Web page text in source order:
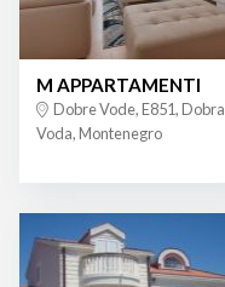
M APPARTAMENTI
Dobre Vode, E851, Dobra
Voda, Montenegro